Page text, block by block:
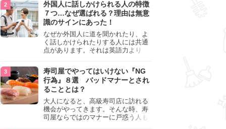
料理ですが、鶏肉は加熱した後でも
うっすらピンク色の部分が大丈夫な
のと気になるときがあります。この
記事では生焼けか火が通っているの
かを確認する方法や、鶏肉を調理す
るときの注意点を紹介しますので、
参考にしてみてくださいね。
外国人に話しかけられる人の特徴
７つ…なぜ選ばれる？理由は無意
識のサインにあった！
なぜか外国人に道を聞かれたり、よ
く話しかけられたりする人には共通
点があります。それは英語力より
けても大丈夫」というサインが関係
しています。よく選ばれる人の特徴
や、英語が苦手でも焦らない対処
法、自分を守るための注意点を詳し
く解説します。
寿司屋でやってはいけない『NG
行為』８選 バッドマナーとされ
ることとは？
大人になると、高級寿司店に訪れる
機会がやってきます。そんな時、寿
司屋ならではのマナーに戸惑う人も